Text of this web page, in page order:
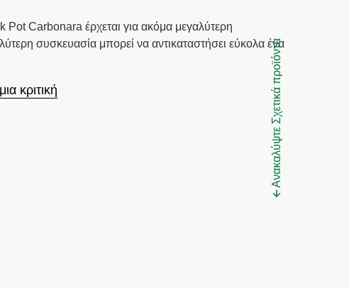
Carbonara έρχεται για ακόμα μεγαλύτερη
συσκευασία μπορεί να αντικαταστήσει εύκολα ένα
κριτική Ανακαλύψτε Σχετικά προϊόντα